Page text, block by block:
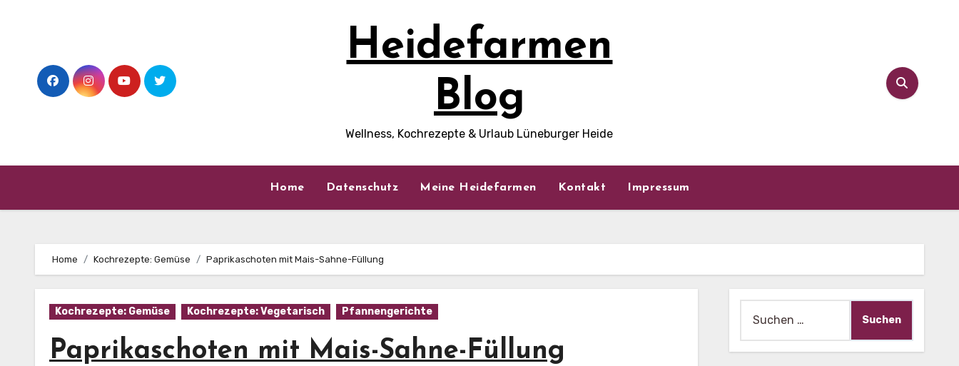
Heidefarmen
Blog
Wellness, Kochrezepte & Urlaub Lüneburger Heide
Home Datenschutz Meine Heidefarmen Kontakt Impressum
Home Kochrezepte: Gemüse Paprikaschoten mit Mais-Sahne-Füllung
Kochrezepte: Gemüse Kochrezepte: Vegetarisch Pfannengerichte
Paprikaschoten mit Mais-Sahne-Füllung
nach: